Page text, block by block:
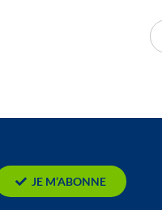
JE M’ABONNE